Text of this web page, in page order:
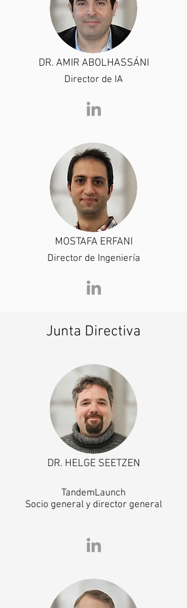
DR. AMIR ABOLHASSÁNI
Director de IA
MOSTAFA ERFANI
Director de Ingeniería
Junta Directiva
DR. HELGE SEETZEN
TandemLaunch
Socio general y director general